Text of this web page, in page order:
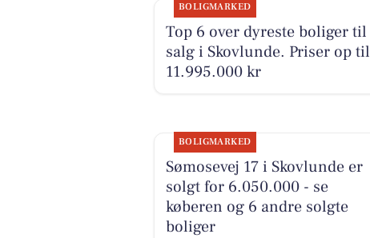
BOLIGMARKED
Top 6 over dyreste boliger til
salg i Skovlunde. Priser op til
11.995.000 kr
BOLIGMARKED
Sømosevej 17 i Skovlunde er
solgt for 6.050.000 - se
køberen og 6 andre solgte
boliger